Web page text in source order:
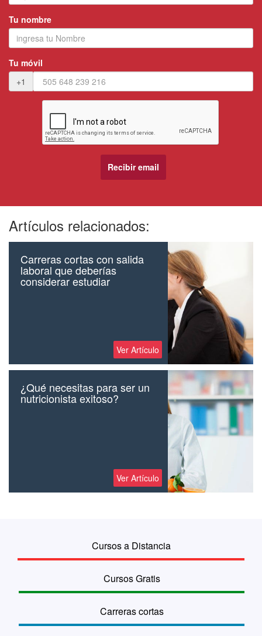
Tu nombre
Tu móvil
+1
Artículos relacionados:
Carreras cortas con salida
laboral que deberías
considerar estudiar
Ver Artículo
¿Qué necesitas para ser un
nutricionista exitoso?
Ver Artículo
Cursos a Distancia
Cursos Gratis
Carreras cortas